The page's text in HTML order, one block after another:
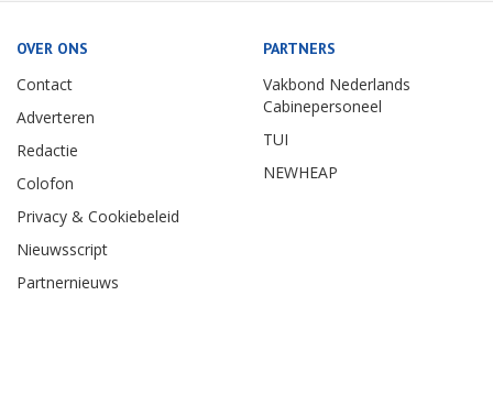
OVER ONS
Contact
Adverteren
Redactie
Colofon
Privacy & Cookiebeleid
Nieuwsscript
Partnernieuws
PARTNERS
Vakbond Nederlands
Cabinepersoneel
TUI
NEWHEAP